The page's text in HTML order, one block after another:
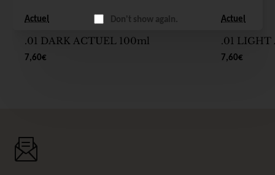
Don't show again.
Actuel
.01 DARK ACTUEL 100ml
7,60€
Actuel
.01 LIGHT
7,60€